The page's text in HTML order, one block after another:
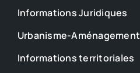
Informations Juridiques
Urbanisme-Aménagement
Informations territoriales